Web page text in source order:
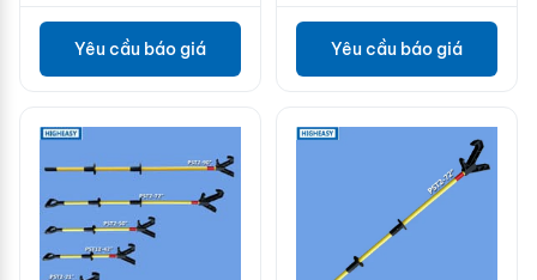
Yêu cầu báo giá Yêu cầu báo giá